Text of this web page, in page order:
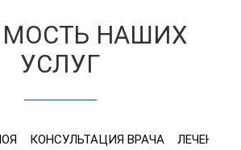
НАШИХ
УСЛУГ
КОНСУЛЬТАЦИЯ ВРАЧА ЛЕЧЕНИЕ